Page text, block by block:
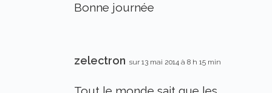
Bonne journée
zelectron sur 13 mai 2014 à 8 h 15 min